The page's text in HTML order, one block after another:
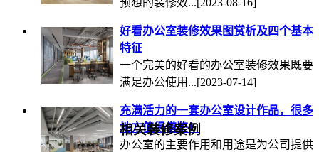
预想的装修效...[2023-08-16]
好看办公室装修效果图赏析及四个基本
特征
一个完美的好看的办公室装修效果既要
满足办公使用...[2023-07-14]
充满活力的一套办公室设计作品，很多
地方值得借鉴！
办公室的主要作用和用途是为公司提供
相关装修案例